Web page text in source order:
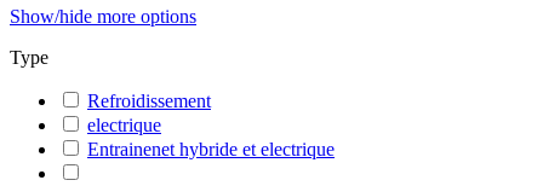
Show/hide more options
Type
Refroidissement
electrique
Entrainenet hybride et electrique